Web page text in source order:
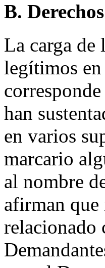
B.
La carga de
legítimos
han
en varios
marcario
al nombre
afirman
relacionado